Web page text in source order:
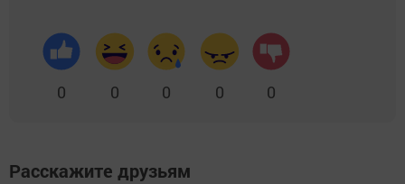
0 0 0 0 0
Расскажите друзьям